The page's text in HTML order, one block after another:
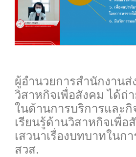
ผู้อำนวยการสำนักงานส่
วิสาหกิจเพื่อสังคม ได้ถ่
ในด้านการบริการและกิ
เรียนรู้ด้านวิสาหกิจเพื่อ
เสวนาเรื่องบทบาทในก
สวส.